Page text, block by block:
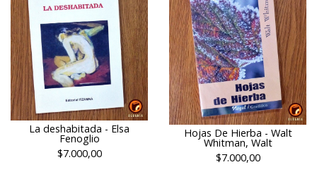
La deshabitada - Elsa
Fenoglio
$7.000,00
Hojas De Hierba - Walt
Whitman, Walt
$7.000,00